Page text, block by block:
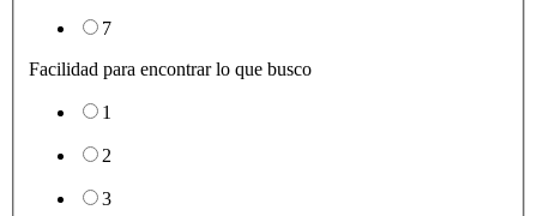
7
Facilidad para encontrar lo que busco
1
2
3